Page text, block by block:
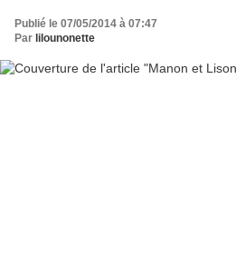
Publié le 07/05/2014 à 07:47
Par lilounonette